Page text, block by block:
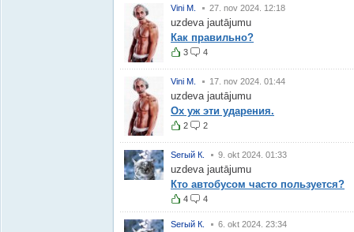
Vini M. 27. nov 2024. 12:18
uzdeva jautājumu
Как правильно?
3 4
Vini M. 17. nov 2024. 01:44
uzdeva jautājumu
Ох уж эти ударения.
2 2
Serый К. 9. okt 2024. 01:33
uzdeva jautājumu
Кто автобусом часто пользуется?
4 4
Serый К. 6. okt 2024. 23:34